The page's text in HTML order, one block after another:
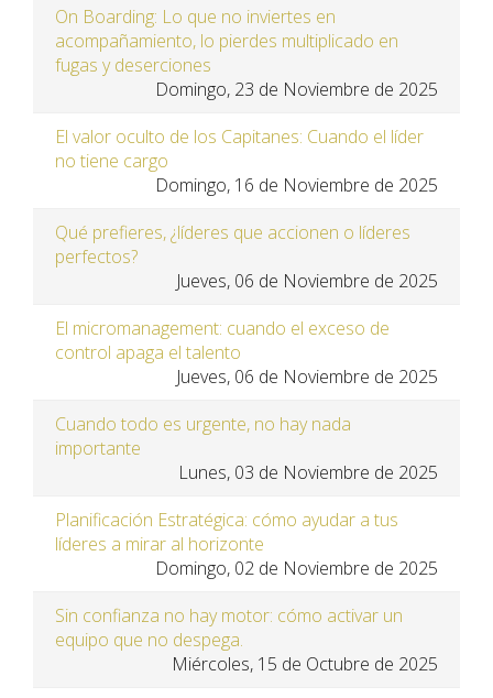
On Boarding: Lo que no inviertes en
acompañamiento, lo pierdes multiplicado en
fugas y deserciones
Domingo, 23 de Noviembre de 2025
El valor oculto de los Capitanes: Cuando el líder
no tiene cargo
Domingo, 16 de Noviembre de 2025
Qué prefieres, ¿líderes que accionen o líderes
perfectos?
Jueves, 06 de Noviembre de 2025
El micromanagement: cuando el exceso de
control apaga el talento
Jueves, 06 de Noviembre de 2025
Cuando todo es urgente, no hay nada
importante
Lunes, 03 de Noviembre de 2025
Planificación Estratégica: cómo ayudar a tus
líderes a mirar al horizonte
Domingo, 02 de Noviembre de 2025
Sin confianza no hay motor: cómo activar un
equipo que no despega.
Miércoles, 15 de Octubre de 2025